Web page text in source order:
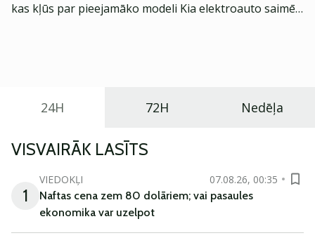
kas kļūs par pieejamāko modeli Kia elektroauto saimē
24H 72H Nedēļa
VISVAIRĀK LASĪTS
1
VIEDOKĻI
07.08.26, 00:35
Naftas cena zem 80 dolāriem; vai pasaules
ekonomika var uzelpot